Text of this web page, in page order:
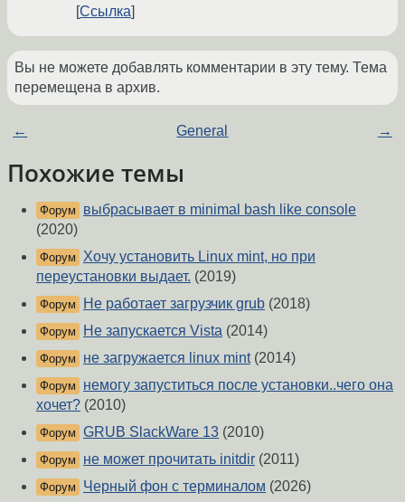
Ссылка
Вы не можете добавлять комментарии в эту тему. Тема
перемещена в архив.
← General →
Похожие темы
Форум
выбрасывает в minimal bash like console
(2020)
Форум
Хочу установить Linux mint, но при
переустановки выдает. (2019)
Форум Не работает загрузчик grub (2018)
Форум Не запускается Vista (2014)
Форум не загружается linux mint(2014)
Форум
немогу запуститься после установки..чего она
хочет? (2010)
Форум GRUB SlackWare 13 (2010)
Форум не может прочитать initdir (2011)
Форум Черный фон с терминалом (2026)